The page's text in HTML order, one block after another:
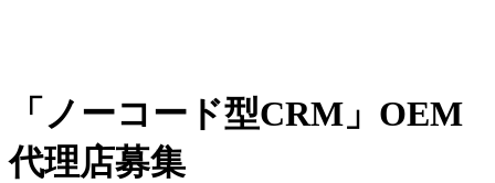
「ノーコード型CRM」OEM
代理店募集